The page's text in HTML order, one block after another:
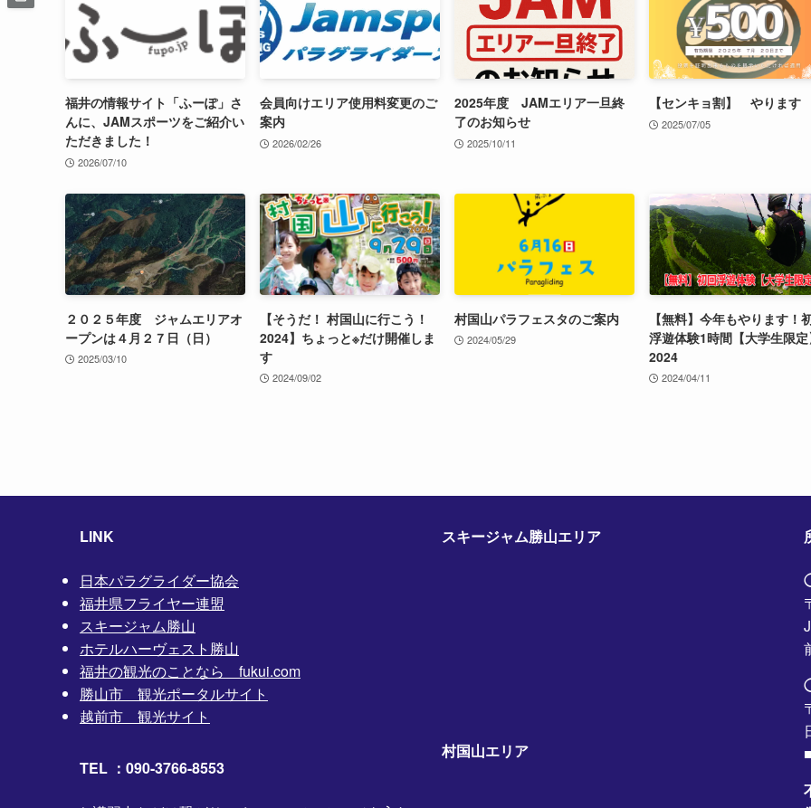
福井の情報サイト「ふーぽ」さ
んに、JAMスポーツをご紹介い
ただきました！
2026/07/10
会員向けエリア使用料変更のご
案内
2026/02/26
2025年度 JAMエリア一旦終
了のお知らせ
2025/10/11
【センキョ割】 やります
2025/07/05
２０２５年度 ジャムエリアオ
ープンは４月２７日（日）
2025/03/10
【そうだ！ 村国山に行こう！
2024】ちょっと※だけ開催しま
す
2024/09/02
村国山パラフェスタのご案内
2024/05/29
【無料】今年もやります！
浮遊体験1時間【大学生限
2024
2024/04/11
LINK
日本パラグライダー協会
福井県フライヤー連盟
スキージャム勝山
ホテルハーヴェスト勝山
福井の観光のことなら fukui.com
勝山市 観光ポータルサイト
越前市 観光サイト
TEL ：090-3766-8553
スキージャム勝山エリア
村国山エリア